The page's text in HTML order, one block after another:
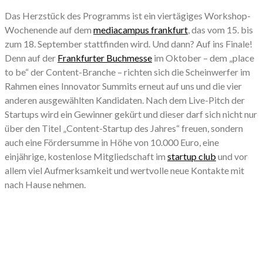
Das Herzstück des Programms ist ein viertägiges Workshop-
Wochenende auf dem mediacampus frankfurt, das vom 15. bis
zum 18. September stattfinden wird. Und dann? Auf ins Finale!
Denn auf der Frankfurter Buchmesse im Oktober – dem „place
to be“ der Content-Branche – richten sich die Scheinwerfer im
Rahmen eines Innovator Summits erneut auf uns und die vier
anderen ausgewählten Kandidaten. Nach dem Live-Pitch der
Startups wird ein Gewinner gekürt und dieser darf sich nicht nur
über den Titel „Content-Startup des Jahres“ freuen, sondern
auch eine Fördersumme in Höhe von 10.000 Euro, eine
einjährige, kostenlose Mitgliedschaft im startup club und vor
allem viel Aufmerksamkeit und wertvolle neue Kontakte mit
nach Hause nehmen.